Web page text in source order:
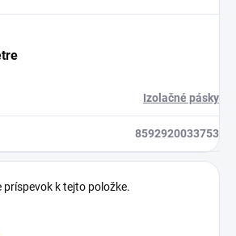
Izolačné pásky
8592920033753
príspevok k tejto položke.